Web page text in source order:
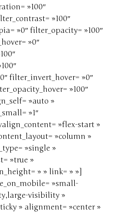
»100″
»100″
»0″ filter_opacity= »100″
»0″
filter_invert_hover= »0″
»100″
»auto »
»1″
»flex-start »
»column »
»single »
»true »
» » link= » »]
»small-
visibility »
» alignment= »center »